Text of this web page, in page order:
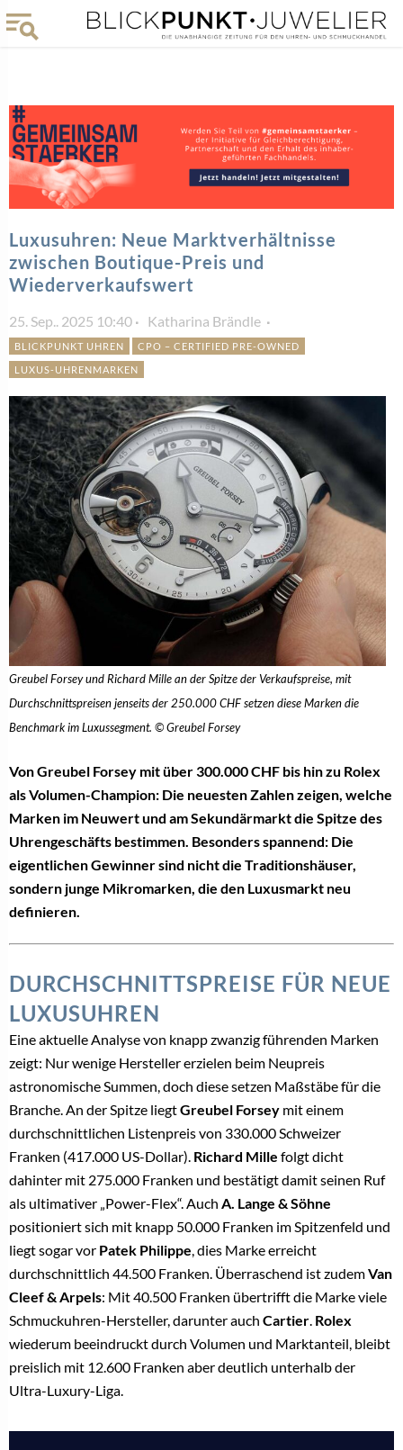
Luxusuhren: Neue Marktverhältnisse
zwischen Boutique-Preis und
Wiederverkaufswert
25. Sep.. 2025 10:40 Katharina Brändle
BLICKPUNKT UHREN
CPO – CERTIFIED PRE-OWNED
LUXUS-UHRENMARKEN
Greubel Forsey und Richard Mille an der Spitze der Verkaufspreise, mit
Durchschnittspreisen jenseits der 250.000 CHF setzen diese Marken die
Benchmark im Luxussegment. © Greubel Forsey
Von Greubel Forsey mit über 300.000 CHF bis hin zu Rolex
als Volumen-Champion: Die neuesten Zahlen zeigen, welche
Marken im Neuwert und am Sekundärmarkt die Spitze des
Uhrengeschäfts bestimmen. Besonders spannend: Die
eigentlichen Gewinner sind nicht die Traditionshäuser,
sondern junge Mikromarken, die den Luxusmarkt neu
definieren.
DURCHSCHNITTSPREISE FÜR NEUE
LUXUSUHREN
Eine aktuelle Analyse von knapp zwanzig führenden Marken
zeigt: Nur wenige Hersteller erzielen beim Neupreis
astronomische Summen, doch diese setzen Maßstäbe für die
Branche. An der Spitze liegtGreubel Forsey mit einem
durchschnittlichen Listenpreis von 330.000 Schweizer
Franken (417.000 US-Dollar). Richard Mille folgt dicht
dahinter mit 275.000 Franken und bestätigt damit seinen Ruf
als ultimativer „Power-Flex“. Auch A. Lange & Söhne
positioniert sich mit knapp 50.000 Franken im Spitzenfeld und
liegt sogar vor Patek Philippe, dies Marke erreicht
durchschnittlich 44.500 Franken. Überraschend ist zudemVan
Cleef & Arpels: Mit 40.500 Franken übertrifft die Marke viele
Schmuckuhren-Hersteller, darunter auch Cartier. Rolex
wiederum beeindruckt durch Volumen und Marktanteil, bleibt
preislich mit 12.600 Franken aber deutlich unterhalb der
Ultra-Luxury-Liga.